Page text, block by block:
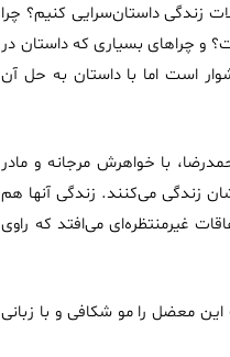
زندگی داستان‌سرایی کنیم؟ چرا
و چراهای بسیاری که داستان در
است اما با داستان به حل آن
با خواهرش مرجانه و مادر
زندگی می‌کنند. زندگی آنها هم
غیر‌منتظره‌ای می‌افتد که راوی
معضل را مو شکافی و با زبانی